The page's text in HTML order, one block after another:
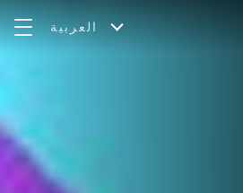
العربية